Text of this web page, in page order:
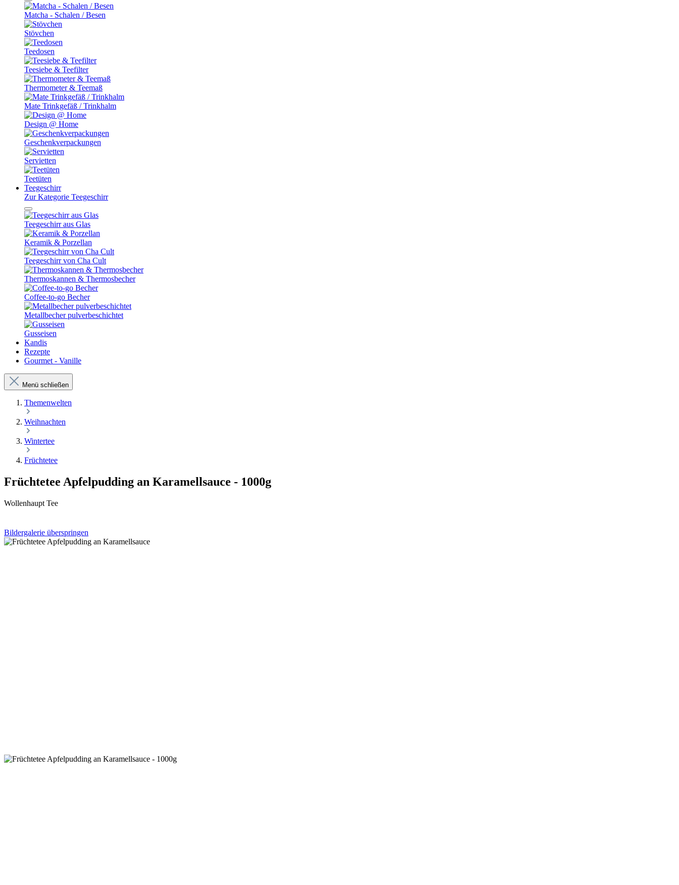
Matcha - Schalen / Besen
Stövchen
Teedosen
Teesiebe & Teefilter
Thermometer & Teemaß
Mate Trinkgefäß / Trinkhalm
Design @ Home
Geschenkverpackungen
Servietten
Teetüten
Teegeschirr
Zur Kategorie Teegeschirr
Teegeschirr aus Glas
Keramik & Porzellan
Teegeschirr von Cha Cult
Thermoskannen & Thermosbecher
Coffee-to-go Becher
Metallbecher pulverbeschichtet
Gusseisen
Kandis
Rezepte
Gourmet - Vanille
Menü schließen
Themenwelten
Weihnachten
Wintertee
Früchtetee
Früchtetee Apfelpudding an Karamellsauce - 1000g
Wollenhaupt Tee
Bildergalerie überspringen